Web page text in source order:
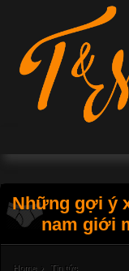
Những gợi ý
nam giới
Home › Tin tức